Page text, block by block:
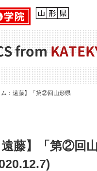
from
ム：遠藤】「第②回山形県統一模試
遠藤】「第②回